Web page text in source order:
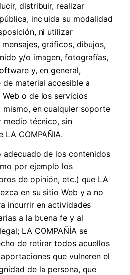
distribuir, realizar
incluida su modalidad
ni utilizar
gráficos, dibujos,
y/o imagen, fotografías,
y, en general,
de material accesible a
o de los servicios
mismo, en cualquier soporte
medio técnico, sin
LA COMPAÑIA.
adecuado de los contenidos
por ejemplo los
de opinión, etc.) que LA
en su sitio Web y a no
incurrir en actividades
a la buena fe y al
LA COMPAÑÍA se
de retirar todos aquellos
que vulneren el
de la persona, que